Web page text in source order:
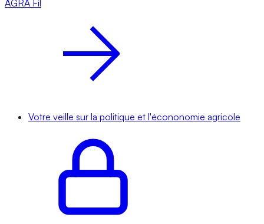
AGRA Fil
Votre veille sur la politique et l'écononomie agricole